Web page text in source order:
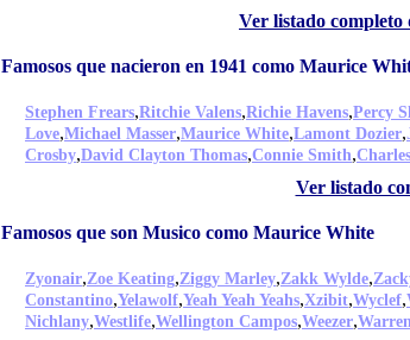
Ver listado completo
Famosos que nacieron en 1941 como Maurice
Stephen Frears,Ritchie Valens,Richie Havens,Percy
Love,Michael Masser,Maurice White,Lamont Dozier,
Crosby,David Clayton Thomas,Connie Smith,
Ver listado
Famosos que son Musico como Maurice White
Zyonair,Zoe Keating,Ziggy Marley,Zakk Wylde,
Constantino,Yelawolf,Yeah Yeah Yeahs,Xzibit,Wyclef,
Nichlany,Westlife,Wellington Campos,Weezer,